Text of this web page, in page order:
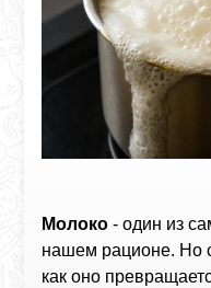
Молоко - один из
нашем рационе. Но
как оно